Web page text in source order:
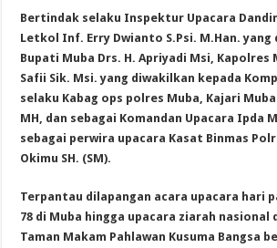
Bertindak selaku Inspektur Upacara
Letkol Inf. Erry Dwianto S.Psi. M.Han. yang
Bupati Muba Drs. H. Apriyadi Msi, Kapolres
Safii Sik. Msi. yang diwakilkan kepada
selaku Kabag ops polres Muba, Kajari Muba
MH, dan sebagai Komandan Upacara Ipda
sebagai perwira upacara Kasat Binmas
Okimu SH. (SM).
Terpantau dilapangan acara upacara hari
78 di Muba hingga upacara ziarah nasional
Taman Makam Pahlawan Kusuma Bangsa